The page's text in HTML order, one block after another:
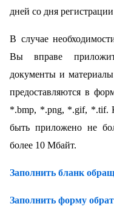
дней со дня
В случае
Вы вправе
документы и
предоставляются в
*.bmp, *.png, *.gif, *.tif.
быть приложено не
более 10 Мбайт.
Заполнить бланк
Заполнить форму